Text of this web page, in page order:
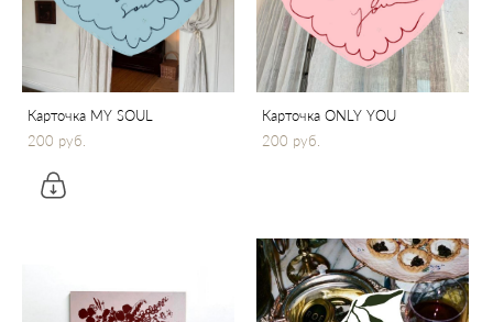
Карточка MY SOUL
200 pуб.
Карточка ONLY YOU
200 pуб.